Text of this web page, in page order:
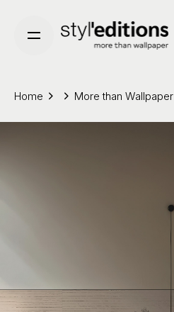
content
Home More than Wallpaper